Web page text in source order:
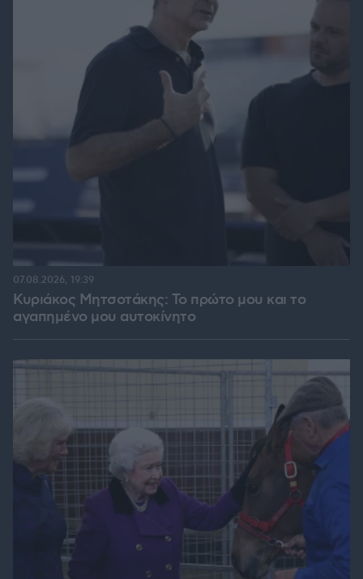
Κυριάκος Μητσοτάκης: Το πρώτο μου και το
αγαπημένο μου αυτοκίνητο
07.08.2026, 19:39